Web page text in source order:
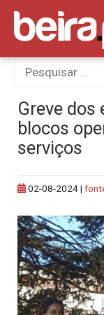
Skip
content
Procurar
por:
Greve
blocos
serviços
02-08-2024|